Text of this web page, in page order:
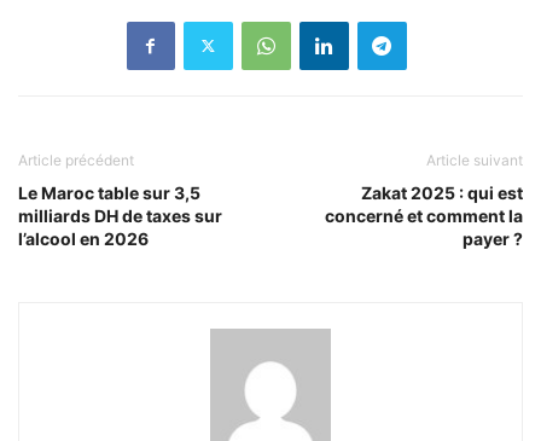
Article précédent
Le Maroc table sur 3,5
milliards DH de taxes sur
l’alcool en 2026
Article suivant
Zakat 2025 : qui est
concerné et comment la
payer ?